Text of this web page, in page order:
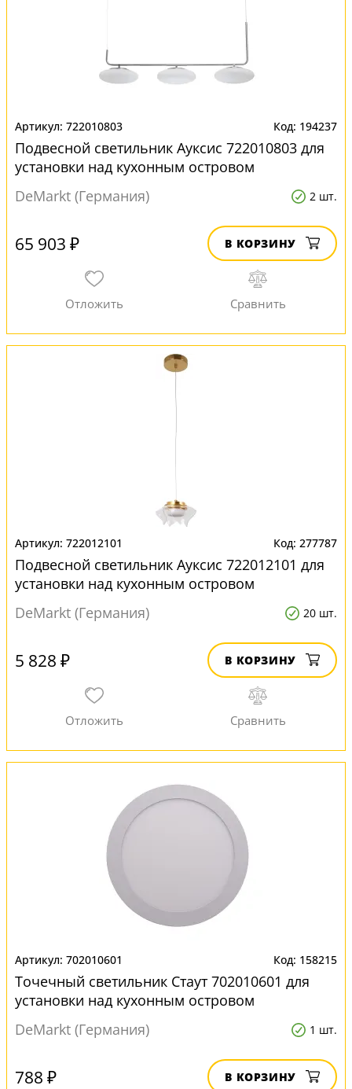
722010803 194237
Подвесной светильник Ауксис 722010803 для
установки над кухонным островом
DeMarkt (Германия)
2 шт.
65 903 ₽ В КОРЗИНУ
722012101 277787
Подвесной светильник Ауксис 722012101 для
установки над кухонным островом
DeMarkt (Германия)
20 шт.
5 828 ₽ В КОРЗИНУ
702010601 158215
Точечный светильник Стаут 702010601 для
установки над кухонным островом
DeMarkt (Германия)
1 шт.
788 ₽ В КОРЗИНУ